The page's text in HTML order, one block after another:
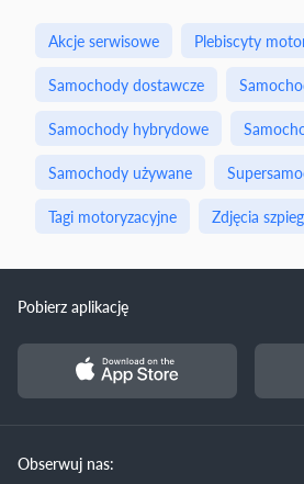
Akcje serwisowe
Plebiscyty
Samochody dostawcze
Samochody hybrydowe
Samochody używane
Tagi motoryzacyjne
Zdjęcia
Pobierz aplikację
Obserwuj nas: